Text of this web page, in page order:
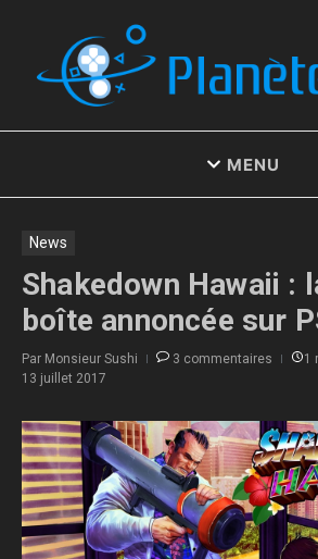
MENU
News
Shakedown Hawaii :
boîte annoncée sur
Par Monsieur Sushi 3 commentaires
1
13 juillet 2017